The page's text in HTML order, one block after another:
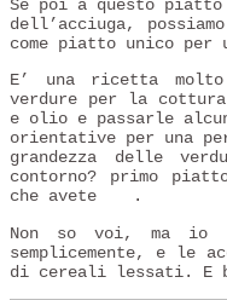
Se poi a questo
dell’acciuga,
come piatto unico per
E’ una ricetta
verdure per la
e olio e passarle
orientative per una
grandezza delle
contorno? primo
che avete
.
Non so voi, ma io
semplicemente, e le
di cereali lessati. E